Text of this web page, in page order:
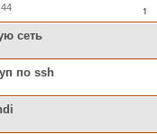
1
сеть
по ssh